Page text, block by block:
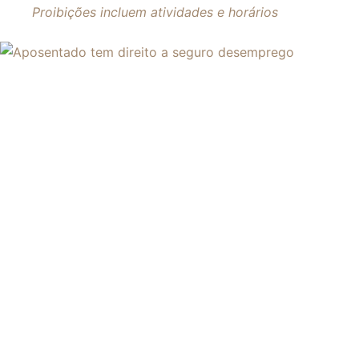
Proibições incluem atividades e horários